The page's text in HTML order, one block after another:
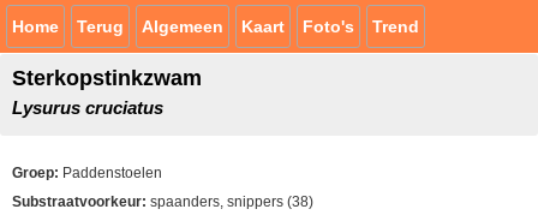
Home Terug Algemeen Kaart Foto's Trend
Sterkopstinkzwam
Lysurus cruciatus
Groep: Paddenstoelen
Substraatvoorkeur: spaanders, snippers (38)